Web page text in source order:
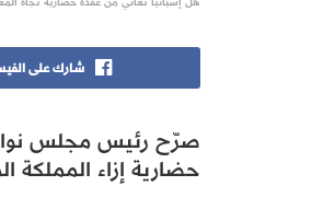
شارك على
صرّح رئيس مجلس نواب
حضارية إزاء المملكة